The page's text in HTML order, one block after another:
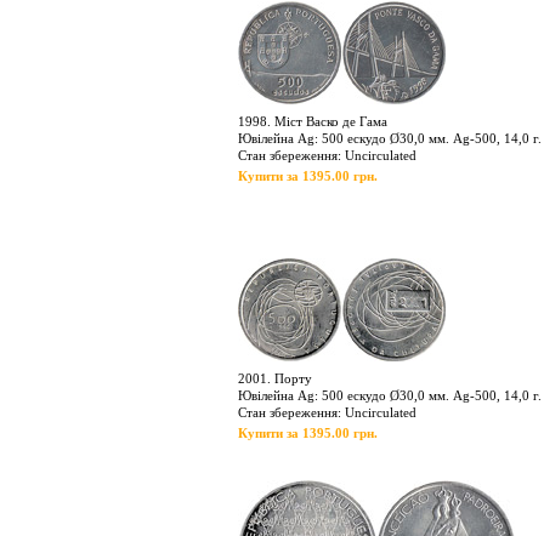
1998. Міст Васко де Гама
Ювілейна Ag: 500 ескудо Ø30,0 мм. Ag-500, 14,0 г.
Стан збереження: Uncirculated
Купити за 1395.00 грн.
2001. Порту
Ювілейна Ag: 500 ескудо Ø30,0 мм. Ag-500, 14,0 г.
Стан збереження: Uncirculated
Купити за 1395.00 грн.